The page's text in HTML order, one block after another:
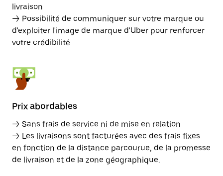
livraison
→ Possibilité de communiquer sur votre marque ou
d'exploiter l'image de marque d'Uber pour renforcer
votre crédibilité
Prix abordables
→ Sans frais de service ni de mise en relation
→ Les livraisons sont facturées avec des frais fixes
en fonction de la distance parcourue, de la promesse
de livraison et de la zone géographique.